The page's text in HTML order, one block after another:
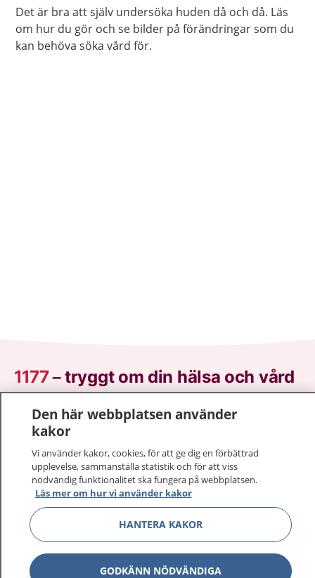
Det är bra att själv undersöka huden då och då. Läs
om hur du gör och se bilder på förändringar som du
kan behöva söka vård för.
1177–tryggt om din hälsa och vård
På 1177.se får du råd om hälsa och information om
sjukdomar och vilka mottagningar du kan kontakta.
vårdärenden. Ring telefonnummer 1177 för
sjukvårdsrådgivning dygnet runt.
1177 ger dig råd när du vill må bättre.
Den här webbplatsen använder
kakor
Vi använder kakor, cookies, för att ge dig en förbättrad
upplevelse, sammanställa statistik och för att viss
nödvändig funktionalitet ska fungera på webbplatsen.
Läs mer om hur vi använder kakor
HANTERA KAKOR
GODKÄNN NÖDVÄNDIGA